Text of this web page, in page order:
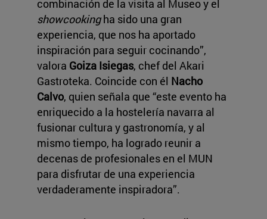
combinación de la visita al Museo y el
showcookingha sido una gran
experiencia, que nos ha aportado
inspiración para seguir cocinando”,
valora Goiza Isiegas, chef del Akari
Gastroteka. Coincide con él Nacho
Calvo, quien señala que “este evento ha
enriquecido a la hostelería navarra al
fusionar cultura y gastronomía, y al
mismo tiempo, ha logrado reunir a
decenas de profesionales en el MUN
para disfrutar de una experiencia
verdaderamente inspiradora”.